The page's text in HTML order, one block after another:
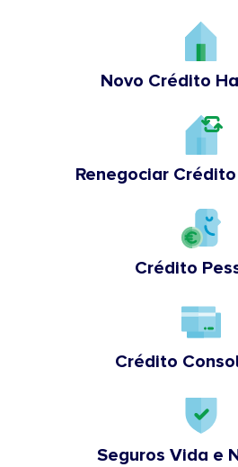
Novo Crédito
Renegociar
Crédito
Crédito
Seguros Vida e